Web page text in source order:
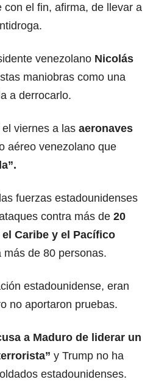
con el fin, afirma, de llevar a
venezolano Nicolás
maniobras como una
a derrocarlo.
viernes a las aeronaves
aéreo venezolano que
fuerzas estadounidenses
contra más de 20
Caribe y el Pacífico
más de 80 personas.
estadounidense, eran
no aportaron pruebas.
a Maduro de liderar un
y Trump no ha
estadounidenses.